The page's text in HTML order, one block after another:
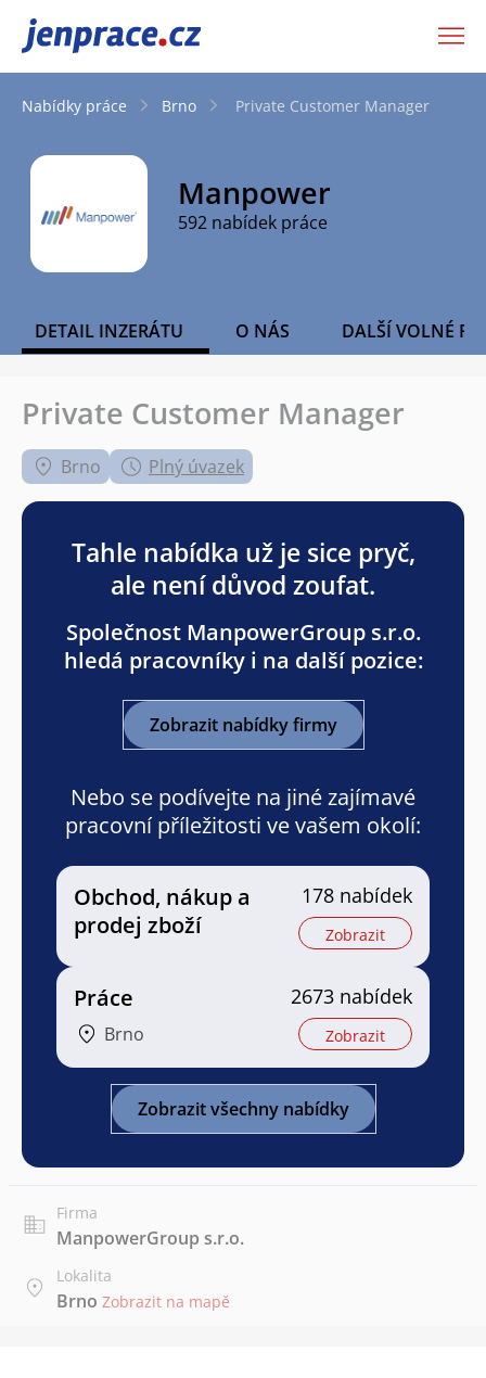
JenPráce.cz
Nabídky práce Brno Private Customer Manager
Manpower
592 nabídek práce
DETAIL INZERÁTU O NÁS DALŠÍ VOLNÉ
Private Customer Manager
Brno Plný úvazek
Tahle nabídka už je sice pryč,
ale není důvod zoufat.
Společnost ManpowerGroup s.r.o.
hledá pracovníky i na další pozice:
Zobrazit nabídky firmy
Nebo se podívejte na jiné zajímavé
pracovní příležitosti ve vašem okolí:
Obchod, nákup a
prodej zboží
178 nabídek
Zobrazit
Práce
Brno
2673 nabídek
Zobrazit
Zobrazit všechny nabídky
Firma
ManpowerGroup s.r.o.
Lokalita
Brno Zobrazit na mapě